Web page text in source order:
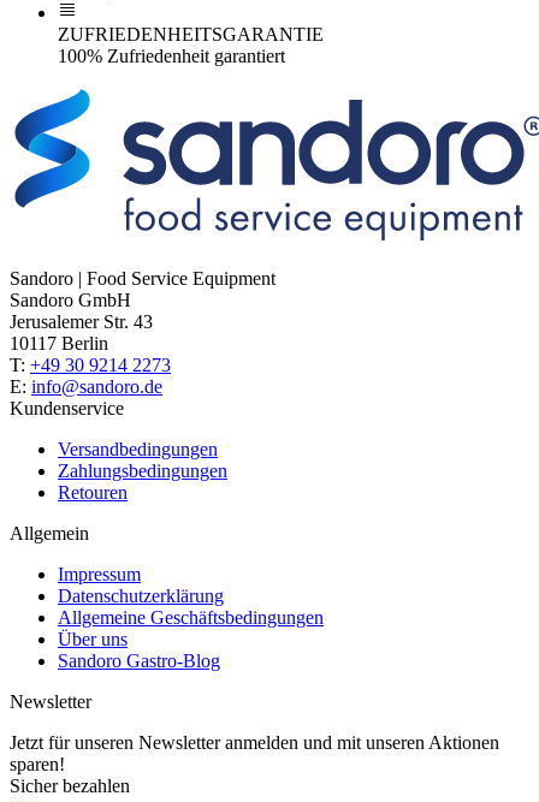
ZUFRIEDENHEITSGARANTIE
100% Zufriedenheit garantiert
Sandoro | Food Service Equipment
Sandoro GmbH
Jerusalemer Str. 43
10117 Berlin
T: +49 30 9214 2273
E: info@sandoro.de
Kundenservice
Versandbedingungen
Zahlungsbedingungen
Retouren
Allgemein
Impressum
Datenschutzerklärung
Allgemeine Geschäftsbedingungen
Über uns
Sandoro Gastro-Blog
Newsletter
Jetzt für unseren Newsletter anmelden und mit unseren Aktionen
sparen!
Sicher bezahlen